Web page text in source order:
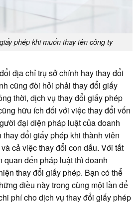
phép khi muốn thay tên công ty
địa chỉ trụ sở chính hay thay đổi
cũng đòi hỏi phải thay đổi giấy
thời, dịch vụ thay đổi giấy phép
hữu ích đối với việc thay đổi vốn
đại diện pháp luật của doanh
đổi giấy phép khi thành viên
cả việc thay đổi con dấu. Với tất
quan đến pháp luật thì doanh
thay đổi giấy phép. Bạn có thể
điều này trong cùng một lần để
phí cho dịch vụ thay đổi giấy phép